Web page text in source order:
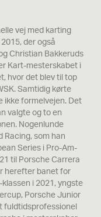
vej med karting
der også
Christian Bakkeruds
Kart-mesterskabet i
hvor det blev til top
Samtidig kørte
ikke formelvejen. Det
valgte og to en
Nogenlunde
som han
Series i Pro-Am-
til Porsche Carrera
herefter banet for
i 2021, yngste
Porsche Junior
fuldtidsprofessionel